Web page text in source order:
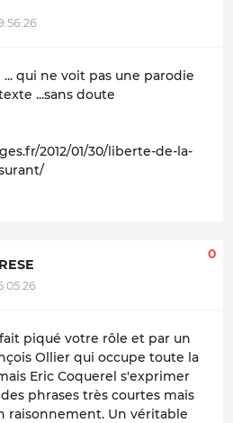
qui ne voit pas une parodie
...sans doute
2012/01/30/liberte-de-la-
0
piqué votre rôle et par un
Ollier qui occupe toute la
Eric Coquerel s'exprimer
phrases très courtes mais
raisonnement. Un véritable